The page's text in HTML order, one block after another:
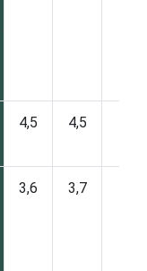
4,5 4,5
3,6 3,7